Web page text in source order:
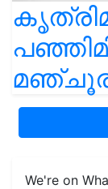
We're on